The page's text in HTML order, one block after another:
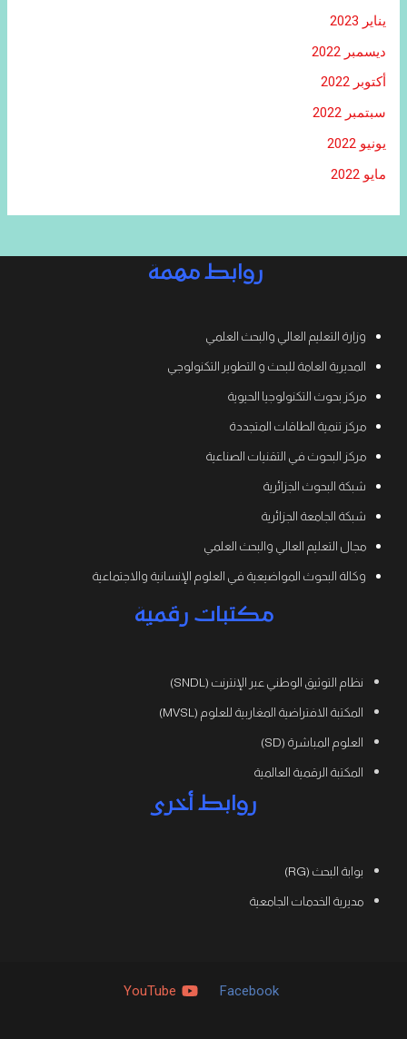
يناير 2023
ديسمبر 2022
أكتوبر 2022
سبتمبر 2022
يونيو 2022
مايو 2022
روابط مهمة
وزارة التعليم العالي والبحث العلمي
المديرية العامة للبحث و التطوير التكنولوجي
مركز بحوث التكنولوجيا الحيوية
مركز تنمية الطاقات المتجددة
مركز البحوث في التقنيات الصناعية
شبكة البحوث الجزائرية
شبكة الجامعة الجزائرية
مجال التعليم العالي والبحث العلمي
وكالة البحوث المواضيعية في العلوم الإنسانية والاجتماعية
مكتبات رقمية
نظام التوثيق الوطني عبر الإنترنت (SNDL)
المكتبة الافتراضية المغاربية للعلوم (MVSL)
العلوم المباشرة (SD)
المكتبة الرقمية العالمية
روابط أخرى
بوابة البحث (RG)
مديرية الخدمات الجامعية
Facebook
YouTube